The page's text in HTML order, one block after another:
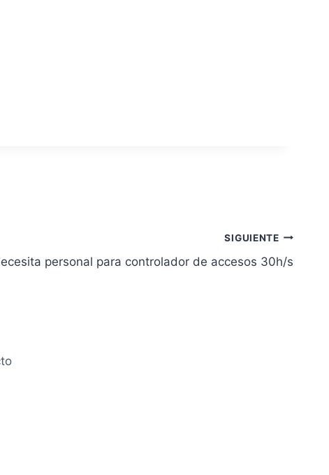
SIGUIENTE
personal para controlador de accesos 30h/s